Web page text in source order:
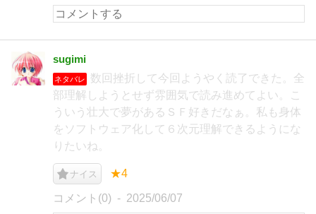
sugimi
ネタバレ
数回挫折して今回ようやく読了できた。全
部理解しようとせず雰囲気で読み進めてよい。こ
ういう壮大で夢があるＳＦ好きだなぁ。私も身体
をソフトウェア化して６次元理解できるようにな
りたいね。
ナイス ★4
コメント(0) 2025/06/07